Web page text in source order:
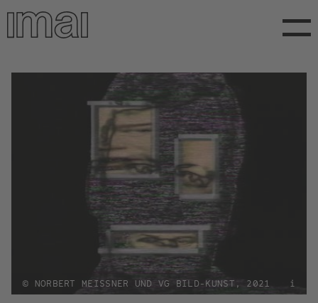
Direkt
zum
Inhalt
© NORBERT MEISSNER UND VG BILD-KUNST, 2021 i